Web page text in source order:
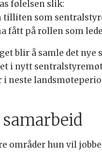
følelsen slik:
tilliten som
fått på rollen som
blir å samle det
i nytt
neste
samarbeid
områder hun vil